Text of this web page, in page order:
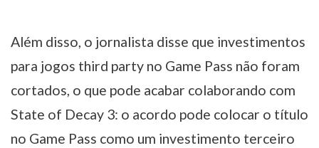
Além disso, o jornalista disse que investimentos
para jogos third party no Game Pass não foram
cortados, o que pode acabar colaborando com
State of Decay 3: o acordo pode colocar o título
no Game Pass como um investimento terceiro